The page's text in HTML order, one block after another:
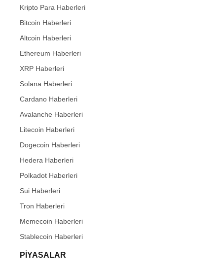
Kripto Para Haberleri
Bitcoin Haberleri
Altcoin Haberleri
Ethereum Haberleri
XRP Haberleri
Solana Haberleri
Cardano Haberleri
Avalanche Haberleri
Litecoin Haberleri
Dogecoin Haberleri
Hedera Haberleri
Polkadot Haberleri
Sui Haberleri
Tron Haberleri
Memecoin Haberleri
Stablecoin Haberleri
PIYASALAR